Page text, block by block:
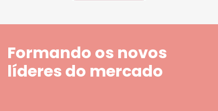
Formando os novos
líderes do mercado